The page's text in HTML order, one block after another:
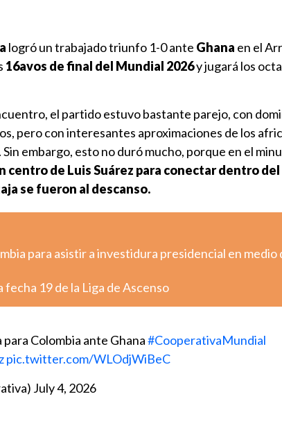
logró un trabajado triunfo 1-0 ante Ghana en el
16avos de final del Mundial 2026y jugará los
el partido estuvo bastante parejo, con
pero con interesantes aproximaciones de los
embargo, esto no duró mucho, porque en el
centro de Luis Suárez para conectar dentro del
se fueron al descanso.
para asistir a investidura presidencial en medio
fecha 19 de la Liga de Ascenso
Colombia ante Ghana#CooperativaMundial
pic.twitter.com/WLOdjWiBeC
July 4, 2026